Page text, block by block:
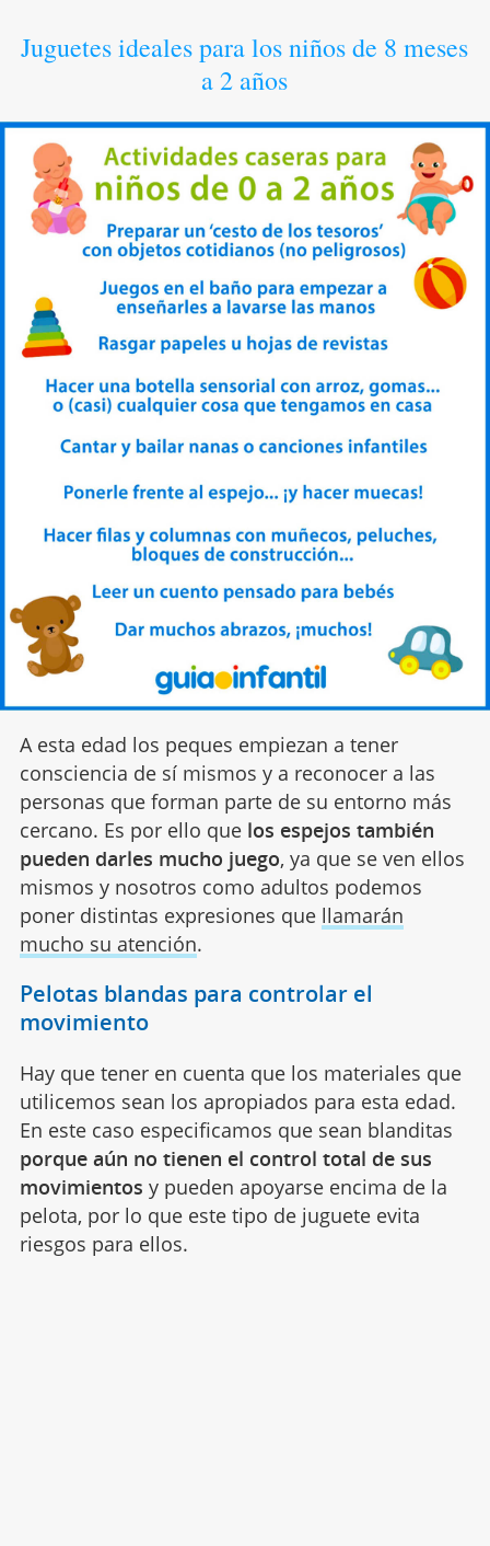
Juguetes ideales para los niños de 8 meses
a 2 años
A esta edad los peques empiezan a tener
consciencia de sí mismos y a reconocer a las
personas que forman parte de su entorno más
cercano. Es por ello que los espejos también
pueden darles mucho juego, ya que se ven ellos
mismos y nosotros como adultos podemos
poner distintas expresiones que llamarán
mucho su atención.
Pelotas blandas para controlar el
movimiento
Hay que tener en cuenta que los materiales que
utilicemos sean los apropiados para esta edad.
En este caso especificamos que sean blanditas
porque aún no tienen el control total de sus
movimientos y pueden apoyarse encima de la
pelota, por lo que este tipo de juguete evita
riesgos para ellos.